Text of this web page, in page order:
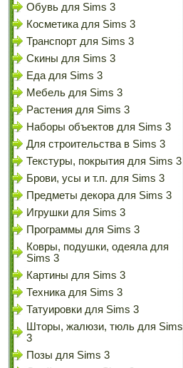
Обувь для Sims 3
Косметика для Sims 3
Транспорт для Sims 3
Скины для Sims 3
Еда для Sims 3
Мебель для Sims 3
Растения для Sims 3
Наборы объектов для Sims 3
Для строительства в Sims 3
Текстуры, покрытия для Sims 3
Брови, усы и т.п. для Sims 3
Предметы декора для Sims 3
Игрушки для Sims 3
Программы для Sims 3
Ковры, подушки, одеяла для
Sims 3
Картины для Sims 3
Техника для Sims 3
Татуировки для Sims 3
Шторы, жалюзи, тюль для Sims
3
Позы для Sims 3